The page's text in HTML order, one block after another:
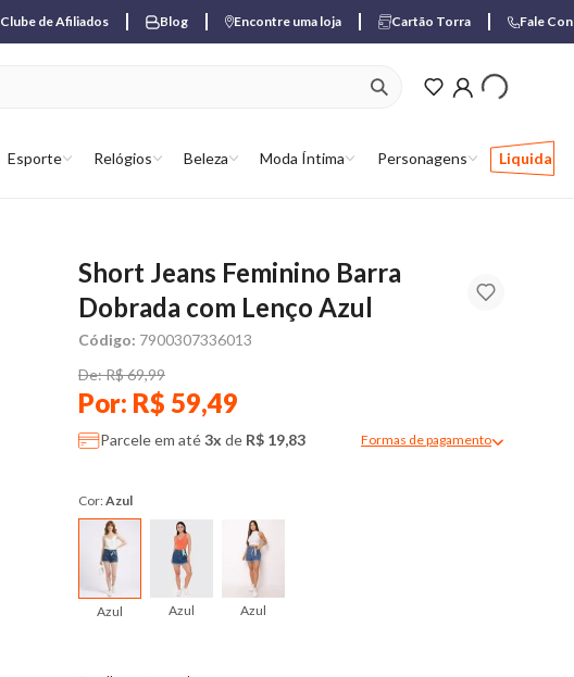
Clube de Afiliados Blog Encontre uma loja Cartão Torra Fale
Esporte Relógios Beleza Moda Íntima Personagens Liquida
ver produtos
Short Jeans Feminino Barra
Dobrada com Lenço Azul
Código: 7900307336013
De: R$ 69,99
Por: R$ 59,49
Parcele em até3x de R$ 19,83 Formas de pagamento
Cor:Azul
Azul Azul Azul